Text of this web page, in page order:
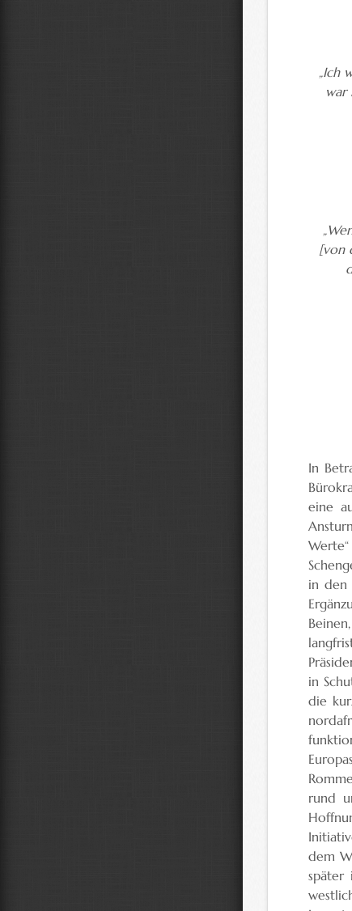
„Ich
war
[von
In
eine
in den
in
die
rund
dem
später